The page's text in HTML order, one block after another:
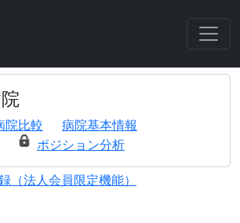
院比較
病院基本情報
ポジション分析
（法人会員限定機能）